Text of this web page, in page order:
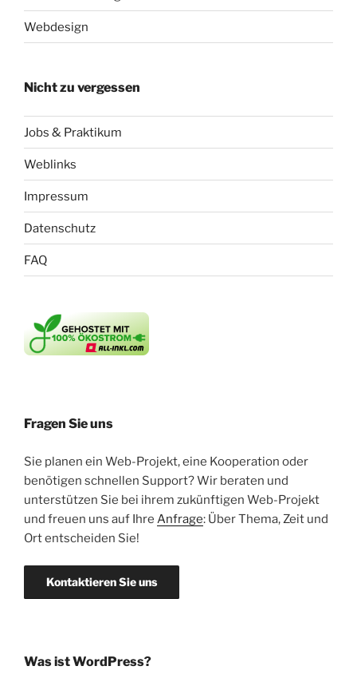
Webdesign
Nicht zu vergessen
Jobs & Praktikum
Weblinks
Impressum
Datenschutz
FAQ
Fragen Sie uns
Sie planen ein Web-Projekt, eine Kooperation oder
benötigen schnellen Support? Wir beraten und
unterstützen Sie bei ihrem zukünftigen Web-Projekt
und freuen uns auf Ihre Anfrage: Über Thema, Zeit und
Ort entscheiden Sie!
Kontaktieren Sie uns
Was ist WordPress?